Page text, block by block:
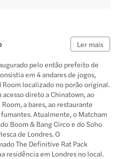
Ler mais
pelo então prefeito de
em 4 andares de jogos,
localizado no porão original.
direto a Chinatown, ao
a bares, ao restaurante
Atualmente, o Matcham
Boom & Bang Circo e do Soho
de Londres. O
The Definitive Rat Pack
residência em Londres no local.